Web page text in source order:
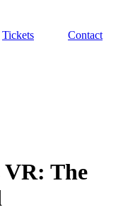
Tickets Contact
VR: The